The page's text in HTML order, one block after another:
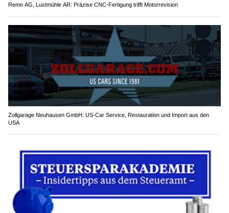
Remo AG, Lustmühle AR: Präzise CNC-Fertigung trifft Motorrevision
Zollgarage Neuhausen GmbH: US-Car Service, Restauration und Import aus den
USA